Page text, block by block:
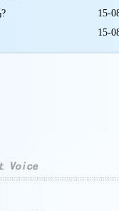
15-
15-